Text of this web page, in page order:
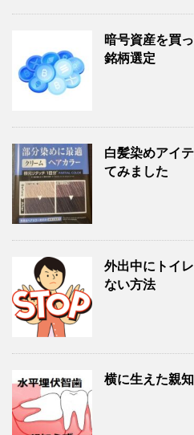
暗号資産を買
銘柄選定
白髪染めアイ
てみました
外出中にトイ
ない方法
横に生えた親